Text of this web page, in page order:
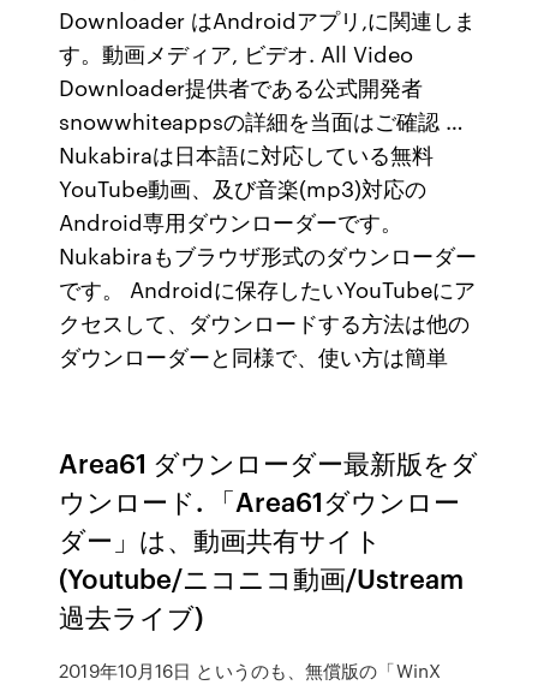
Downloader はAndroidアプリ,に関連しま
す。動画メディア, ビデオ. All Video
Downloader提供者である公式開発者
snowwhiteappsの詳細を当面はご確認 …
Nukabiraは日本語に対応している無料
YouTube動画、及び音楽(mp3)対応の
Android専用ダウンローダーです。
Nukabiraもブラウザ形式のダウンローダー
です。 Androidに保存したいYouTubeにア
クセスして、ダウンロードする方法は他の
ダウンローダーと同様で、使い方は簡単
Area61 ダウンローダー最新版をダ
ウンロード. 「Area61ダウンロー
ダー」は、動画共有サイト
(Youtube/ニコニコ動画/Ustream
過去ライブ)
2019年10月16日 というのも、無償版の「WinX